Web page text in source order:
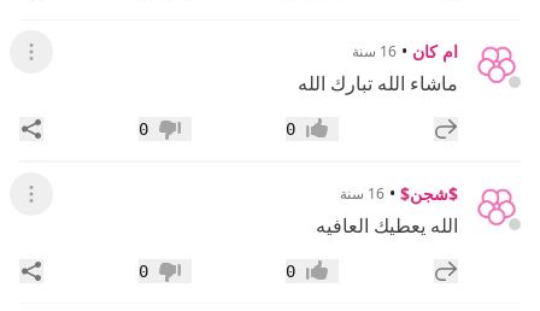
ام كان • 16 سنة عرض
ماشاء الله تبارك الله
إضافة رد جديد إعجاب0 عدم إعجاب
0
$شجن$ • 16 سنة عرض
الله يعطيك العافيه
إضافة رد جديد إعجاب0 عدم إعجاب
0